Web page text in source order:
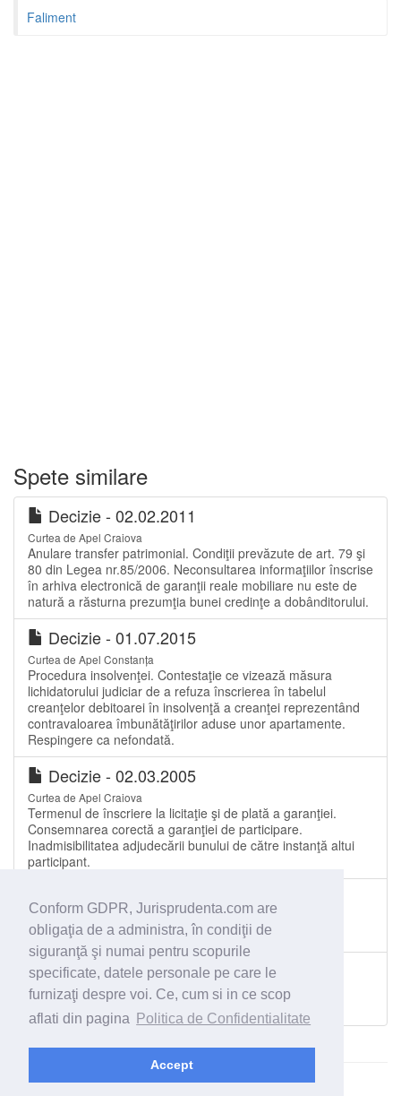
Conform GDPR, Jurisprudenta.com are
obligaţia de a administra, în condiţii de
siguranţă şi numai pentru scopurile
specificate, datele personale pe care le
furnizaţi despre voi. Ce, cum si in ce scop
aflati din pagina
Politica de Confidentialitate
Accept
Faliment
Spete similare
Decizie - 02.02.2011
Curtea de Apel Craiova
Anulare transfer patrimonial. Condiţii prevăzute de art. 79 şi
80 din Legea nr.85/2006. Neconsultarea informaţiilor înscrise
în arhiva electronică de garanţii reale mobiliare nu este de
natură a răsturna prezumţia bunei credinţe a dobânditorului.
Decizie - 01.07.2015
Curtea de Apel Constanța
Procedura insolvenţei. Contestaţie ce vizează măsura
lichidatorului judiciar de a refuza înscrierea în tabelul
creanţelor debitoarei în insolvenţă a creanţei reprezentând
contravaloarea îmbunătăţirilor aduse unor apartamente.
Respingere ca nefondată.
Decizie - 02.03.2005
Curtea de Apel Craiova
Termenul de înscriere la licitaţie şi de plată a garanţiei.
Consemnarea corectă a garanţiei de participare.
Inadmisibilitatea adjudecării bunului de către instanţă altui
participant.
Sentinţă comercială - 21.01.2013
Procedura insolvenţei
Sentinţă civilă - 21.06.2013
Tribunalul Bacău
Faliment